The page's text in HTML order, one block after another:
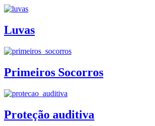
Luvas
Primeiros Socorros
Proteção auditiva